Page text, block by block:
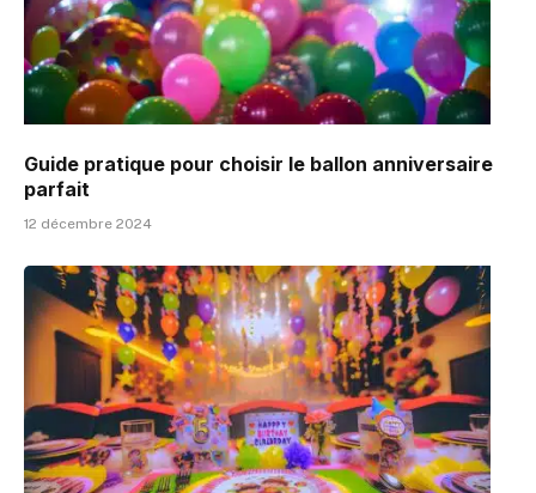
Guide pratique pour choisir le ballon anniversaire
parfait
12 décembre 2024